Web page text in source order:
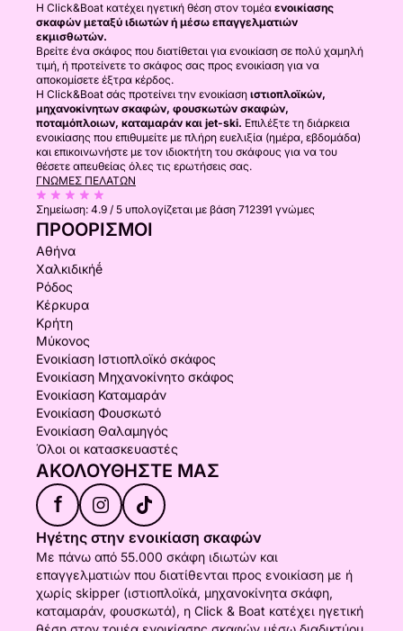
Η Click&Boat κατέχει ηγετική θέση στον τομέα ενοικίασης
σκαφών μεταξύ ιδιωτών ή μέσω επαγγελματιών
εκμισθωτών.
Βρείτε ένα σκάφος που διατίθεται για ενοικίαση σε πολύ χαμηλή
τιμή, ή προτείνετε το σκάφος σας προς ενοικίαση για να
αποκομίσετε έξτρα κέρδος.
Η Click&Boat σάς προτείνει την ενοικίαση ιστιοπλοϊκών,
μηχανοκίνητων σκαφών, φουσκωτών σκαφών,
ποταμόπλοιων, καταμαράν και jet-ski. Επιλέξτε τη διάρκεια
ενοικίασης που επιθυμείτε με πλήρη ευελιξία (ημέρα, εβδομάδα)
και επικοινωνήστε με τον ιδιοκτήτη του σκάφους για να του
θέσετε απευθείας όλες τις ερωτήσεις σας.
ΓΝΏΜΕΣ ΠΕΛΑΤΏΝ
Σημείωση: 4.9 / 5 υπολογίζεται με βάση 712391 γνώμες
ΠΡΟΟΡΙΣΜΟΊ
Αθήνα
Χαλκιδικήḗ
Ρόδος
Κέρκυρα
Κρήτη
Μύκονος
Ενοικίαση Ιστιοπλοϊκό σκάφος
Ενοικίαση Μηχανοκίνητο σκάφος
Ενοικίαση Καταμαράν
Ενοικίαση Φουσκωτό
Ενοικίαση Θαλαμηγός
Όλοι οι κατασκευαστές
ΑΚΟΛΟΥΘΉΣΤΕ ΜΑΣ
f
Ηγέτης στην ενοικίαση σκαφών
Με πάνω από 55.000 σκάφη ιδιωτών και
επαγγελματιών που διατίθενται προς ενοικίαση με ή
χωρίς skipper (ιστιοπλοϊκά, μηχανοκίνητα σκάφη,
καταμαράν, φουσκωτά), η Click & Boat κατέχει ηγετική